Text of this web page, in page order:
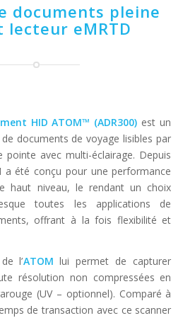
documents pleine
lecteur eMRTD
HID ATOM™ (ADR300) est un
documents de voyage lisibles par
pointe avec multi-éclairage. Depuis
a été conçu pour une performance
haut niveau, le rendant un choix
toutes les applications de
offrant à la fois flexibilité et
l’ATOM lui permet de capturer
résolution non compressées en
(UV – optionnel). Comparé à
de transaction avec ce scanner